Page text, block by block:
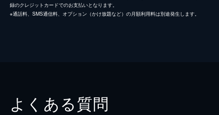
録のクレジットカードでのお支払いとなります。
※通話料、SMS通信料、オプション（かけ放題など）の月額利用料は別途発生します。
よくある質問